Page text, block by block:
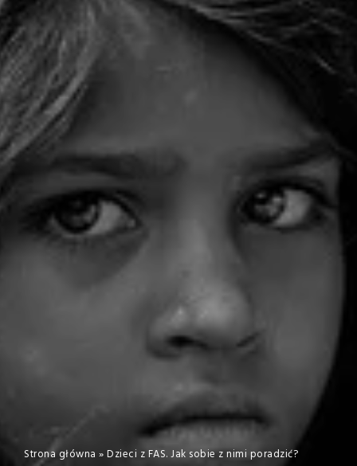
Strona główna »Dzieci z FAS. Jak sobie z nimi poradzić?